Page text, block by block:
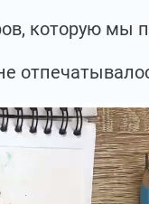
которую мы